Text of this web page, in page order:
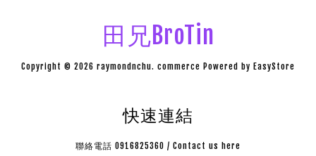
田兄BroTin
Copyright © 2026 raymondnchu. commerce Powered by EasyStore
快速連結
聯絡電話 0916825360 / Contact us here